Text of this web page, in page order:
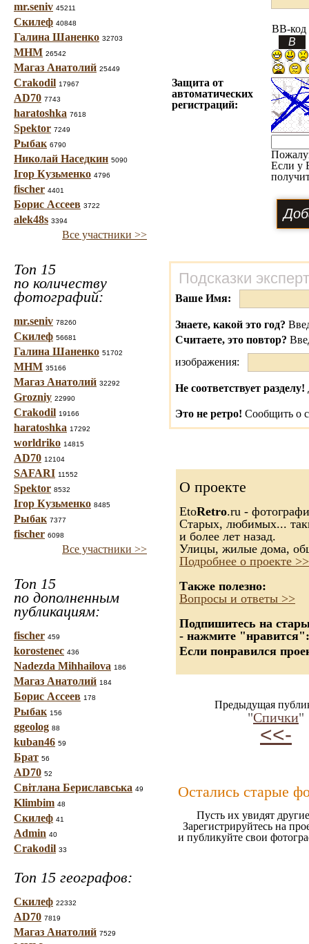
mr.seniv 45211
Скилеф 40848
Галина Шаненко 32703
МНМ 26542
Магаз Анатолий 25449
Crakodil 17967
AD70 7743
haratoshka 7618
Spektor 7249
Рыбак 6790
Николай Наседкин 5090
Ігор Кузьменко 4796
fischer 4401
Борис Ассеев 3722
alek48s 3394
Все участники >>
Топ 15
по количеству
фотографий:
mr.seniv 78260
Скилеф 56681
Галина Шаненко 51702
МНМ 35166
Магаз Анатолий 32292
Grozniy 22990
Crakodil 19166
haratoshka 17292
worldriko 14815
AD70 12104
SAFARI 11552
Spektor 8532
Ігор Кузьменко 8485
Рыбак 7377
fischer 6098
Все участники >>
Топ 15
по дополненным
публикациям:
fischer 459
korostenec 436
Nadezda Mihhailova 186
Магаз Анатолий 184
Борис Ассеев 178
Рыбак 156
ggeolog 88
kuban46 59
Брат 56
AD70 52
Світлана Бериславська 49
Klimbim 48
Скилеф 41
Admin 40
Crakodil 33
Топ 15 географов:
Скилеф 22332
AD70 7819
Магаз Анатолий 7529
BB-код
Защита от
автоматических
регистраций:
Если у
Подсказки
Ваше Имя:
Знаете, какой это год?
Считаете, это повтор?
изображения:
Не соответствует разделу!
Это не ретро! Сообщить о
О проекте
EtoRetro.ru -
Старых, любимых...
и более лет назад.
Улицы, жилые дома,
Подробнее о проекте >>
Также полезно:
Вопросы и ответы >>
Подпишитесь на
- нажмите "нравится":
Если понравился
Предыдущая
"Спички"
<<-
Остались старые
Пусть их увидят
Зарегистрируйтесь на
и публикуйте свои